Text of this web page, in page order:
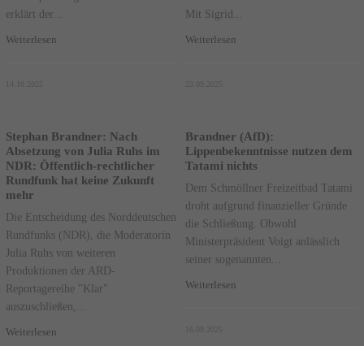
erklärt der...
Weiterlesen
14.10.2025
Mit Sigrid...
Weiterlesen
Stephan Brandner: Nach
Absetzung von Julia Ruhs im
NDR: Öffentlich-rechtlicher
Rundfunk hat keine Zukunft
mehr
Die Entscheidung des Norddeutschen
Rundfunks (NDR), die Moderatorin
Julia Ruhs von weiteren
Produktionen der ARD-
Reportagereihe "Klar"
auszuschließen,...
Weiterlesen
Brandner (AfD):
Lippenbekenntnisse nutzen dem
Tatami nichts
Dem Schmöllner Freizeitbad Tatami
droht aufgrund finanzieller Gründe
die Schließung. Obwohl
Ministerpräsident Voigt anlässlich
seiner sogenannten...
Weiterlesen